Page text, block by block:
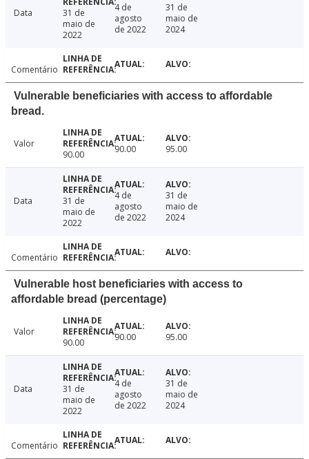
Data
31 de
maio de
2022
4 de
agosto
de 2022
31 de
maio de
2024
Comentário
Vulnerable beneficiaries with access to affordable
bread.
Valor
90.00
90.00 95.00
Data
31 de
maio de
2022
4 de
agosto
de 2022
31 de
maio de
2024
Comentário
Vulnerable host beneficiaries with access to
affordable bread (percentage)
Valor
90.00
90.00 95.00
Data
31 de
maio de
2022
4 de
agosto
de 2022
31 de
maio de
2024
Comentário